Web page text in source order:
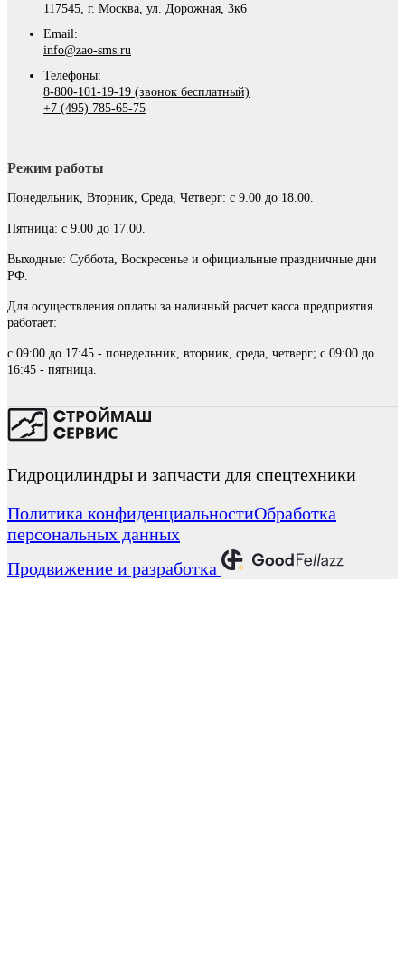
117545, г. Москва, ул. Дорожная, 3к6
Email:
info@zao-sms.ru
Телефоны:
8-800-101-19-19 (звонок бесплатный)
+7 (495) 785-65-75
Режим работы
Понедельник, Вторник, Среда, Четверг: с 9.00 до 18.00.
Пятница: с 9.00 до 17.00.
Выходные: Суббота, Воскресенье и официальные праздничные дни
РФ.
Для осуществления оплаты за наличный расчет касса предприятия
работает:
с 09:00 до 17:45 - понедельник, вторник, среда, четверг; с 09:00 до
16:45 - пятница.
Гидроцилиндры и запчасти для спецтехники
Политика конфиденциальностиОбработка
персональных данных
Продвижение и разработка